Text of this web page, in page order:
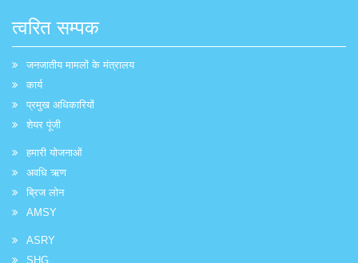
त्वरित सम्पक
जनजातीय मामलों के मंत्रालय
कार्य
प्रमुख अधिकारियों
शेयर पूंजी
हमारी योजनाओं
अवधि ऋण
ब्रिज लोन
AMSY
ASRY
SHG